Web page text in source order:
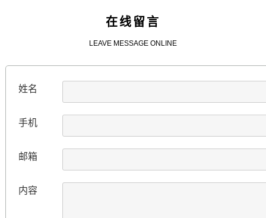
在线留言
LEAVE MESSAGE ONLINE
姓名
手机
邮箱
内容